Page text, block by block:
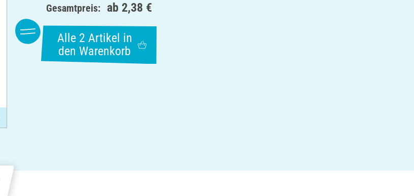
Gesamtpreis: ab 2,38 €
Alle 2 Artikel in
den Warenkorb